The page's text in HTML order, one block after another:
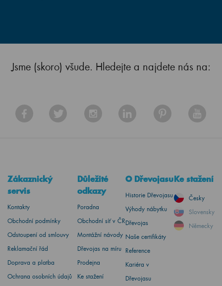
Jsme (skoro) všude. Hledejte a najdete nás na:
Zákaznický
servis
Kontakty
Obchodní podmínky
Odstoupení od smlouvy
Reklamační řád
Doprava a platba
Ochrana osobních údajů
Důležité
odkazy
Poradna
Obchodní síť v ČR
Montážní návody
Dřevojas na míru
Prodejna
Ke stažení
O Dřevojasu
Historie Dřevojasu
Výhody nábytku
Dřevojas
Naše certifikáty
Reference
Kariéra v
Dřevojasu
Ke stažení
Česky
Slovensky
Německy